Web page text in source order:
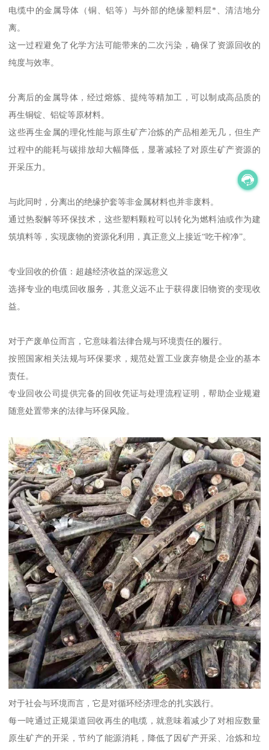
电缆中的金属导体（铜、铝等）与外部的绝缘塑料层*、清洁地分
离。
这一过程避免了化学方法可能带来的二次污染，确保了资源回收的
纯度与效率。
分离后的金属导体，经过熔炼、提纯等精加工，可以制成高品质的
再生铜锭、铝锭等原材料。
这些再生金属的理化性能与原生矿产冶炼的产品相差无几，但生产
过程中的能耗与碳排放却大幅降低，显著减轻了对原生矿产资源的
开采压力。
与此同时，分离出的绝缘护套等非金属材料也并非废料。
通过热裂解等环保技术，这些塑料颗粒可以转化为燃料油或作为建
筑填料等，实现废物的资源化利用，真正意义上接近“吃干榨净”。
专业回收的价值：超越经济收益的深远意义
选择专业的电缆回收服务，其意义远不止于获得废旧物资的变现收
益。
对于产废单位而言，它意味着法律合规与环境责任的履行。
按照国家相关法规与环保要求，规范处置工业废弃物是企业的基本
责任。
专业回收公司提供完备的回收凭证与处理流程证明，帮助企业规避
随意处置带来的法律与环保风险。
对于社会与环境而言，它是对循环经济理念的扎实践行。
每一吨通过正规渠道回收再生的电缆，就意味着减少了对相应数量
原生矿产的开采，节约了能源消耗，降低了因矿产开采、冶炼和垃